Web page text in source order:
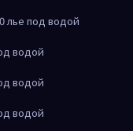
лье под водой
водой
водой
водой